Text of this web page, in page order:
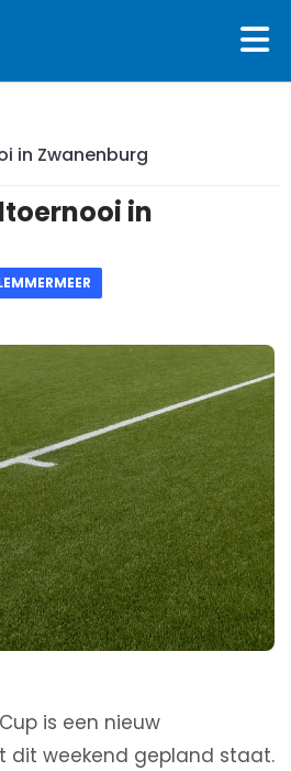
in Zwanenburg
in
is een nieuw
dit weekend gepland staat.